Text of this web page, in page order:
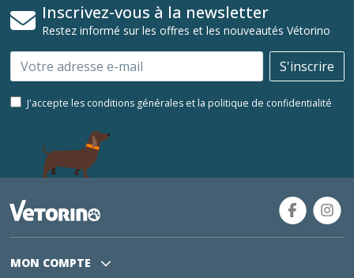
Inscrivez-vous à la newsletter
Restez informé sur les offres et les nouveautés Vétorino
Email S'inscrire
J'accepte les conditions générales et la politique de confidentialité
MON COMPTE